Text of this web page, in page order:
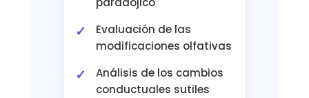
Evaluación de las
modificaciones olfativas
Análisis de los cambios
conductuales sutiles